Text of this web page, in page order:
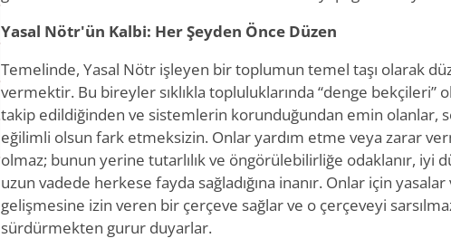
Yasal Nötr'ün Kalbi: Her Şeyden Önce Düzen
Temelinde, Yasal Nötr işleyen bir toplumun temel taşı olarak
vermektir. Bu bireyler sıklıkla topluluklarında “denge bekçileri”
takip edildiğinden ve sistemlerin korunduğundan emin olanlar,
eğilimli olsun fark etmeksizin. Onlar yardım etme veya zarar
olmaz; bunun yerine tutarlılık ve öngörülebilirliğe odaklanır, iyi
uzun vadede herkese fayda sağladığına inanır. Onlar için
gelişmesine izin veren bir çerçeve sağlar ve o çerçeveyi
sürdürmekten gurur duyarlar.